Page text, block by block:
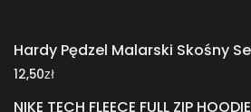
Hardy Pędzel Malarski Skośny
12,50zł
NIKE TECH FLEECE FULL ZIP